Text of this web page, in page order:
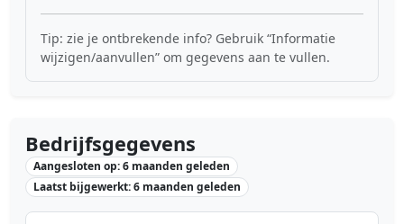
Tip: zie je ontbrekende info? Gebruik “Informatie
wijzigen/aanvullen” om gegevens aan te vullen.
Bedrijfsgegevens
Aangesloten op: 6 maanden geleden
Laatst bijgewerkt: 6 maanden geleden